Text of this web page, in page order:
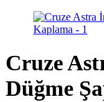
Cruze
Düğme